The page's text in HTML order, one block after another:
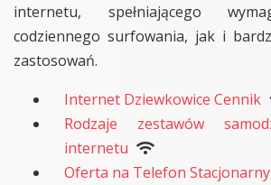
internetu, spełniającego
codziennego surfowania, jak i
zastosowań.
Internet Dziewkowice Cennik
Rodzaje zestawów
internetu
Oferta na Telefon Stacjonarny